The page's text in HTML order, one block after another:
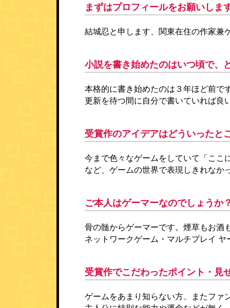
まずはプロフィールをお願いしま
結城忍と申します、関東在住の作家兼
小説を書き始めたのはいつ頃で、
本格的に書き始めたのは３年ほど前で
更新を待つ間に自分で書いていれば良
受賞作のアイデアはどういったと
今まで色々なゲームをしていて「こ
など、ゲームの世界で表現しきれなか
ご本人はゲーマーなのでしょうか
骨の髄からゲーマーです。煙草もお酒
ネットワークゲーム・マルチプレイ
受賞作でこだわったポイント・見
ゲームをあまり知らない方、またファ